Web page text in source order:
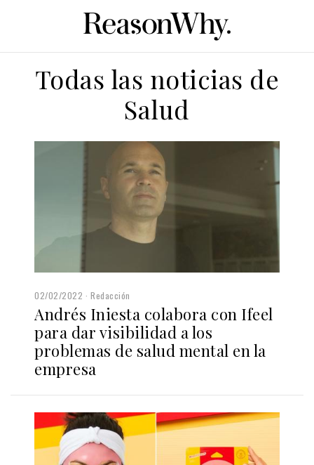
Todas las noticias de
Salud
02/02/2022 Redacción
Andrés Iniesta colabora con Ifeel
para dar visibilidad a los
problemas de salud mental en la
empresa